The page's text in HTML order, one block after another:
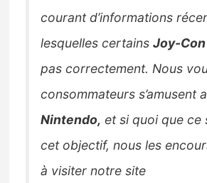
courant d’informations
lesquelles certainsJoy-Con
pas correctement. Nous
consommateurs s’amusent
Nintendo, et si quoi que ce
cet objectif, nous les
à visiter notre site